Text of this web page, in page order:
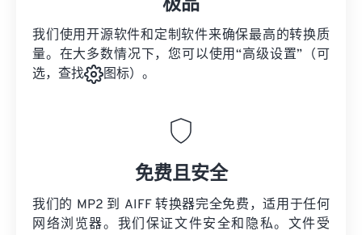
极品
我们使用开源软件和定制软件来确保最高的转换质
量。在大多数情况下，您可以使用“高级设置”（可
选，查找
图标）。
免费且安全
我们的 MP2 到 AIFF 转换器完全免费，适用于任何
网络浏览器。我们保证文件安全和隐私。文件受